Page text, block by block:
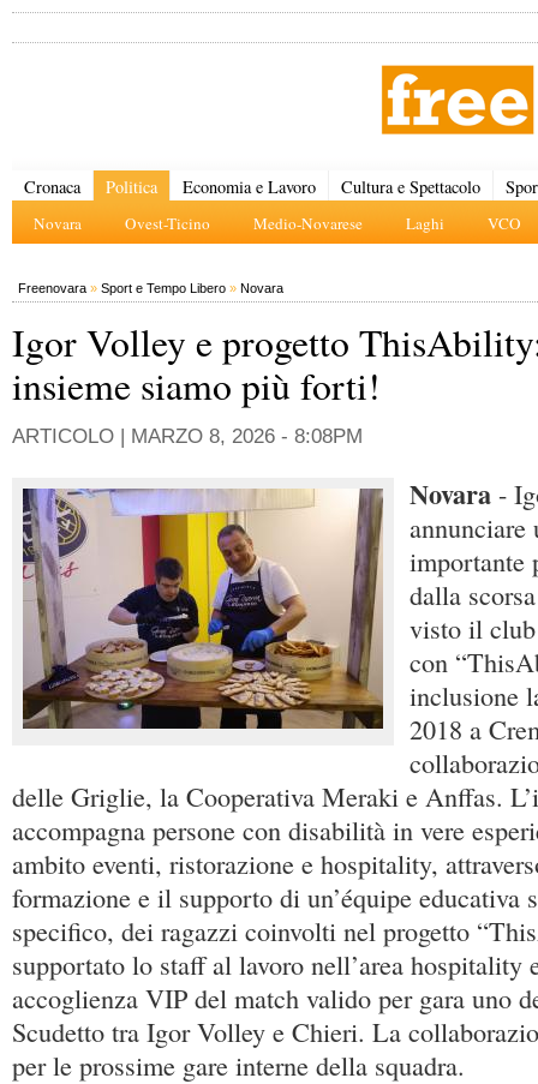
Cronaca Politica
Novara Ovest-Ticino Medio-Novarese Laghi VCO
Economia e Lavoro Cultura e Spettacolo
Freenovara » Sport e Tempo Libero » Novara
Igor Volley e progetto
insieme siamo più forti!
ARTICOLO | MARZO 8, 2026 - 8:08PM
Novara -
annunciare
importante
dalla
visto il
con
inclusione
2018 a
delle Griglie, la Cooperativa Meraki e Anffas.
accompagna persone con disabilità in vere
ambito eventi, ristorazione e hospitality,
formazione e il supporto di un’équipe educativa
specifico, dei ragazzi coinvolti nel progetto
supportato lo staff al lavoro nell’area hospitality
accoglienza VIP del match valido per gara uno
Scudetto tra Igor Volley e Chieri. La
per le prossime gare interne della squadra.